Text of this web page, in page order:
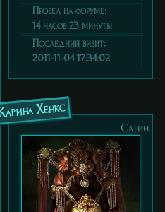
Провел на форуме:
14 часов 23 минуты
Последний визит:
2011-11-04 17:34:02
Хенкс
Сатин